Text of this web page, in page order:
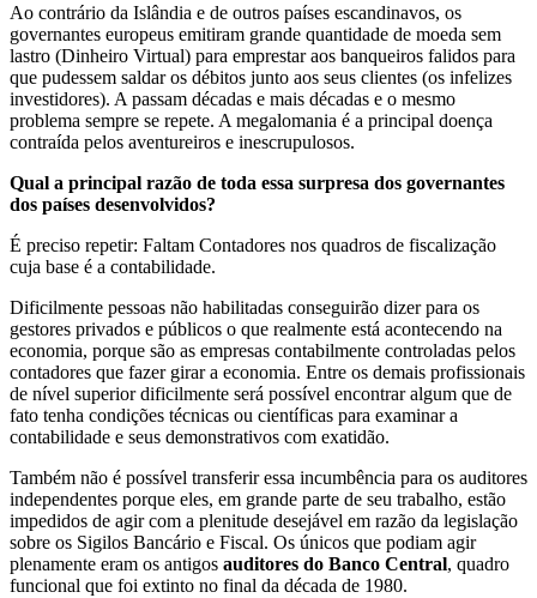
Ao contrário da Islândia e de outros países escandinavos, os
governantes europeus emitiram grande quantidade de moeda sem
lastro (Dinheiro Virtual) para emprestar aos banqueiros falidos para
que pudessem saldar os débitos junto aos seus clientes (os infelizes
investidores). A passam décadas e mais décadas e o mesmo
problema sempre se repete. A megalomania é a principal doença
contraída pelos aventureiros e inescrupulosos.
Qual a principal razão de toda essa surpresa dos governantes
dos países desenvolvidos?
É preciso repetir: Faltam Contadores nos quadros de fiscalização
cuja base é a contabilidade.
Dificilmente pessoas não habilitadas conseguirão dizer para os
gestores privados e públicos o que realmente está acontecendo na
economia, porque são as empresas contabilmente controladas pelos
contadores que fazer girar a economia. Entre os demais profissionais
de nível superior dificilmente será possível encontrar algum que de
fato tenha condições técnicas ou científicas para examinar a
contabilidade e seus demonstrativos com exatidão.
Também não é possível transferir essa incumbência para os auditores
independentes porque eles, em grande parte de seu trabalho, estão
impedidos de agir com a plenitude desejável em razão da legislação
sobre os Sigilos Bancário e Fiscal. Os únicos que podiam agir
plenamente eram os antigos auditores do Banco Central, quadro
funcional que foi extinto no final da década de 1980.